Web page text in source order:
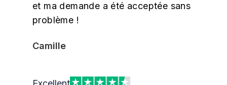
et ma demande a été acceptée sans
problème !
Camille